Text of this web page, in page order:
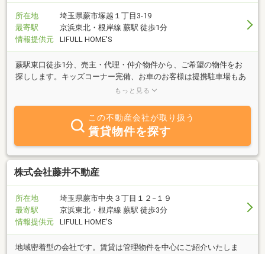
所在地
埼玉県蕨市塚越１丁目3-19
最寄駅
京浜東北・根岸線 蕨駅 徒歩1分
情報提供元
LIFULL HOME'S
蕨駅東口徒歩1分、売主・代理・仲介物件から、ご希望の物件をお
探しします。キッズコーナー完備、お車のお客様は提携駐車場もあ
ります。住宅ローンに強いスタッフが揃っております、ローン相談
もっと見る
この不動産会社が取り扱う
賃貸物件を探す
株式会社藤井不動産
所在地
埼玉県蕨市中央３丁目１２−１９
最寄駅
京浜東北・根岸線 蕨駅 徒歩3分
情報提供元
LIFULL HOME'S
地域密着型の会社です。賃貸は管理物件を中心にご紹介いたしま